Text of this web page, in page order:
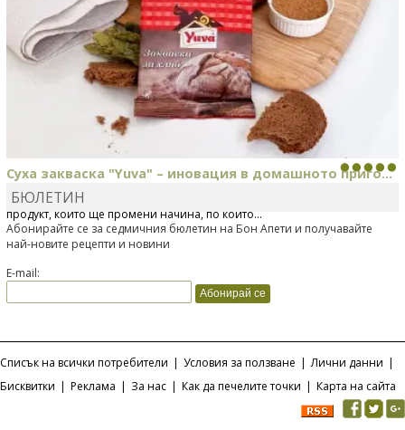
Суха закваска "Yuva" – иновация в домашното приго...
Отскоро Лесафр България стартира предлагането на изцяло нов
продукт, който ще промени начина, по който...
БЮЛЕТИН
Абонирайте се за седмичния бюлетин на Бон Апети и получавайте
най-новите рецепти и новини
E-mail:
Списък на всички потребители | Условия за ползване | Лични данни |
Бисквитки | Реклама | За нас | Как да печелите точки | Карта на сайта